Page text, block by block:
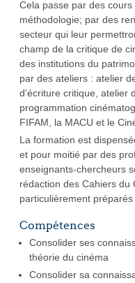
Cela passe par des cours
méthodologie; par des
secteur qui leur
champ de la critique de
des institutions du
par des ateliers : atelier
d’écriture critique, atelier
programmation
FIFAM, la MACU et le
La formation est
et pour moitié par des
enseignants-chercheurs
rédaction des Cahiers du
particulièrement préparés
Compétences
Consolider ses
théorie du cinéma
Consolider sa